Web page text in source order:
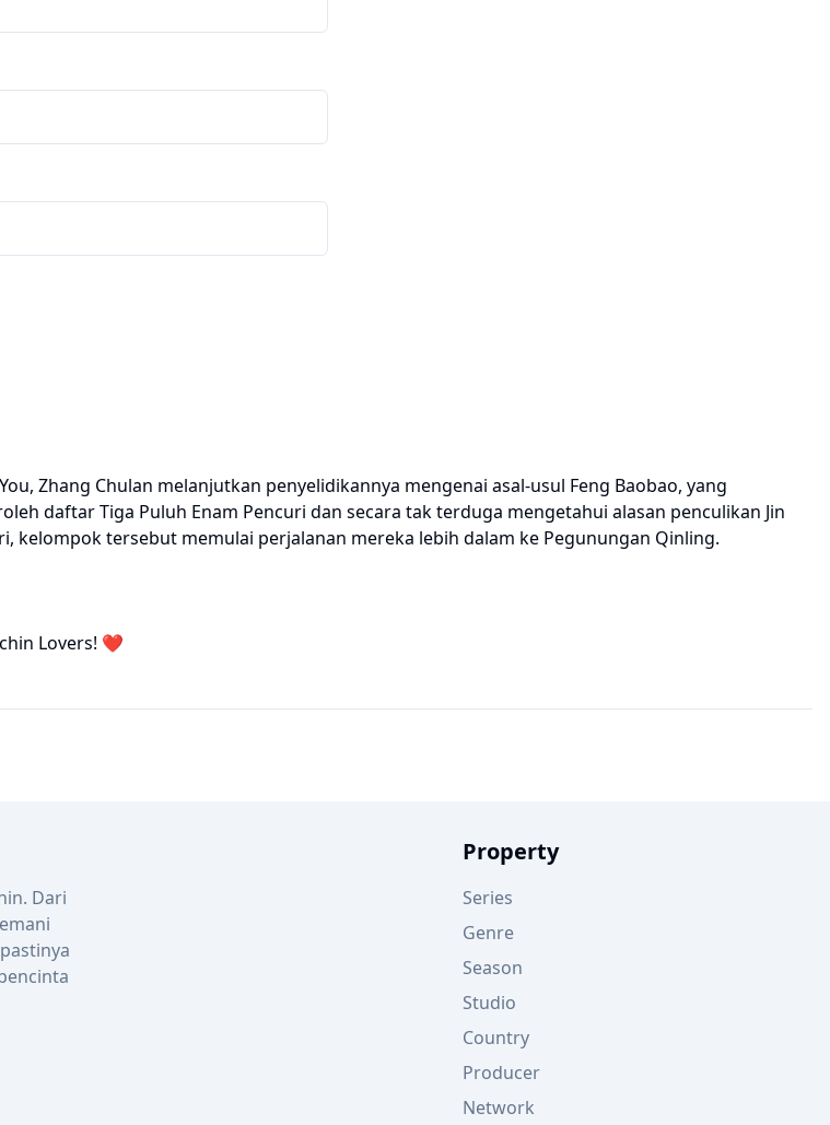
Zhang Chulan melanjutkan penyelidikannya mengenai asal-usul Feng Baobao, yang
daftar Tiga Puluh Enam Pencuri dan secara tak terduga mengetahui alasan penculikan Jin
kelompok tersebut memulai perjalanan mereka lebih dalam ke Pegunungan Qinling.
Lovers! ❤️
Dari
Property
Series
Genre
Season
Studio
Country
Producer
Network